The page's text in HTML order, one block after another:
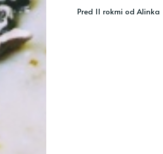
pred 11 rokmi od Alinka